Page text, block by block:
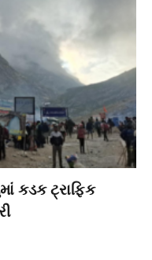
કડક ટ્રાફિક